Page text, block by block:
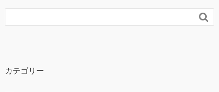

カテゴリー